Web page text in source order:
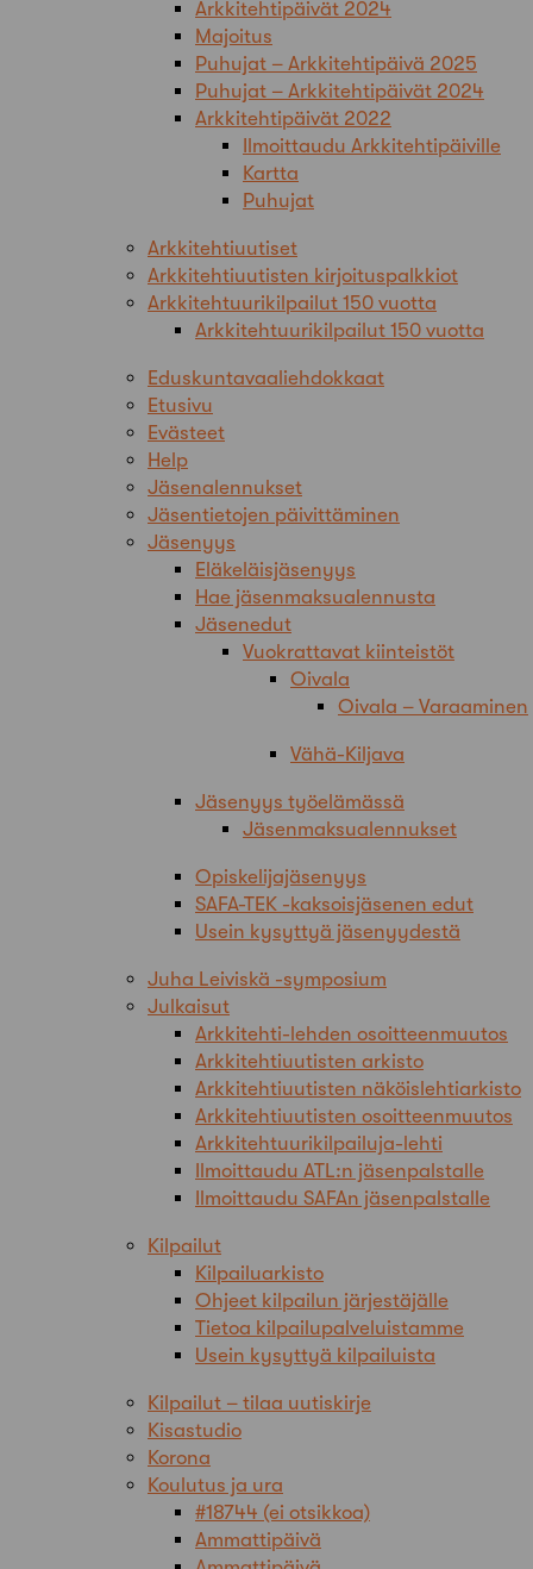
Arkkitehtipäivät 2024
Majoitus
Puhujat – Arkkitehtipäivä 2025
Puhujat – Arkkitehtipäivät 2024
Arkkitehtipäivät 2022
Ilmoittaudu Arkkitehtipäiville
Kartta
Puhujat
Arkkitehtiuutiset
Arkkitehtiuutisten kirjoituspalkkiot
Arkkitehtuurikilpailut 150 vuotta
Arkkitehtuurikilpailut 150 vuotta
Eduskuntavaaliehdokkaat
Etusivu
Evästeet
Help
Jäsenalennukset
Jäsentietojen päivittäminen
Jäsenyys
Eläkeläisjäsenyys
Hae jäsenmaksualennusta
Jäsenedut
Vuokrattavat kiinteistöt
Oivala
Oivala – Varaaminen
Vähä-Kiljava
Jäsenyys työelämässä
Jäsenmaksualennukset
Opiskelijajäsenyys
SAFA-TEK -kaksoisjäsenen edut
Usein kysyttyä jäsenyydestä
Juha Leiviskä -symposium
Julkaisut
Arkkitehti-lehden osoitteenmuutos
Arkkitehtiuutisten arkisto
Arkkitehtiuutisten näköislehtiarkisto
Arkkitehtiuutisten osoitteenmuutos
Arkkitehtuurikilpailuja-lehti
Ilmoittaudu ATL:n jäsenpalstalle
Ilmoittaudu SAFAn jäsenpalstalle
Kilpailut
Kilpailuarkisto
Ohjeet kilpailun järjestäjälle
Tietoa kilpailupalveluistamme
Usein kysyttyä kilpailuista
Kilpailut – tilaa uutiskirje
Kisastudio
Korona
Koulutus ja ura
#18744 (ei otsikkoa)
Ammattipäivä